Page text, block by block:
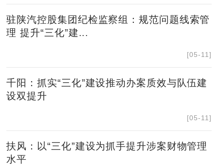
驻陕汽控股集团纪检监察组：规范问题线索管
理 提升“三化”建...
[05-11]
千阳：抓实“三化”建设推动办案质效与队伍建
设双提升
[05-11]
扶风：以“三化”建设为抓手提升涉案财物管理
水平